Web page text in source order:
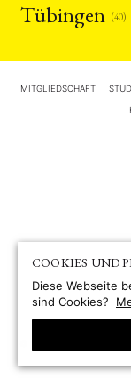
Tübingen (40)
MITGLIEDSCHAFT
COOKIES UND
Diese Webseite
sind Cookies?